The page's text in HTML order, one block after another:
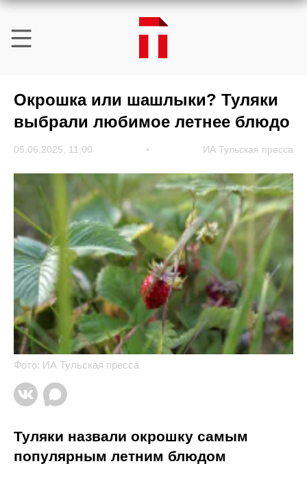
Окрошка или шашлыки? Туляки
выбрали любимое летнее блюдо
05.06.2025, 11:00 ИА Тульская пресса
Фото: ИА Тульская пресса
Туляки назвали окрошку самым
популярным летним блюдом